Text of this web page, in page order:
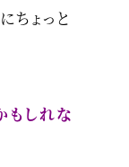
ちょっと
もしれな